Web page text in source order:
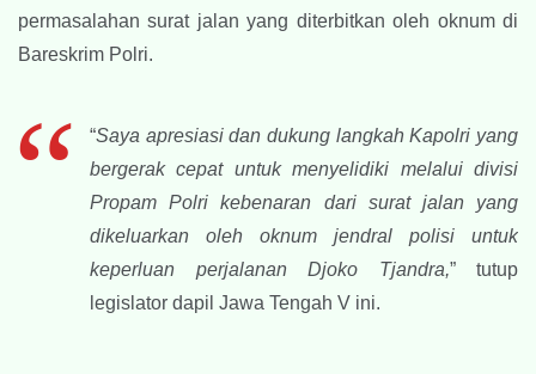
permasalahan surat jalan yang diterbitkan oleh oknum di
Bareskrim Polri.
“Saya apresiasi dan dukung langkah Kapolri yang
bergerak cepat untuk menyelidiki melalui divisi
Propam Polri kebenaran dari surat jalan yang
dikeluarkan oleh oknum jendral polisi untuk
keperluan perjalanan Djoko Tjandra,” tutup
legislator dapil Jawa Tengah V ini.